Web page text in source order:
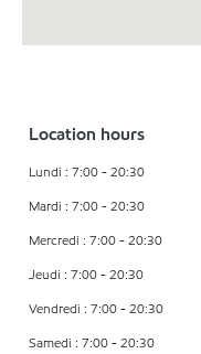
Location hours
Lundi : 7:00 - 20:30
Mardi : 7:00 - 20:30
Mercredi : 7:00 - 20:30
Jeudi : 7:00 - 20:30
Vendredi : 7:00 - 20:30
Samedi : 7:00 - 20:30